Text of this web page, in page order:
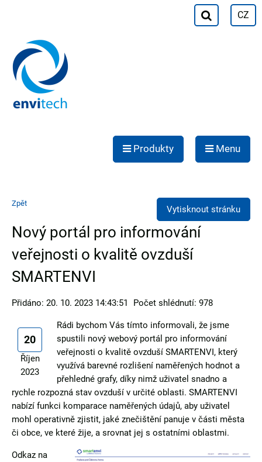
CZ
Produkty Menu
Zpět
Vytisknout stránku
Nový portál pro informování
veřejnosti o kvalitě ovzduší
SMARTENVI
Přidáno: 20. 10. 2023 14:43:51 Počet shlédnutí: 978
20
Říjen
2023
Rádi bychom Vás tímto informovali, že jsme
spustili nový webový portál pro informování
veřejnosti o kvalitě ovzduší SMARTENVI, který
využívá barevné rozlišení naměřených hodnot a
přehledné grafy, díky nimž uživatel snadno a
rychle rozpozná stav ovzduší v určité oblasti. SMARTENVI
nabízí funkci komparace naměřených údajů, aby uživatel
mohl operativně zjistit, jaké znečištění panuje v části města
či obce, ve které žije, a srovnat jej s ostatními oblastmi.
Odkaz na